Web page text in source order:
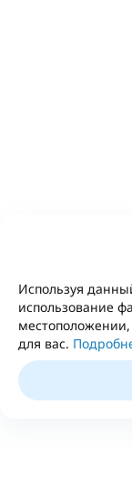
Используя
использование
для вас.